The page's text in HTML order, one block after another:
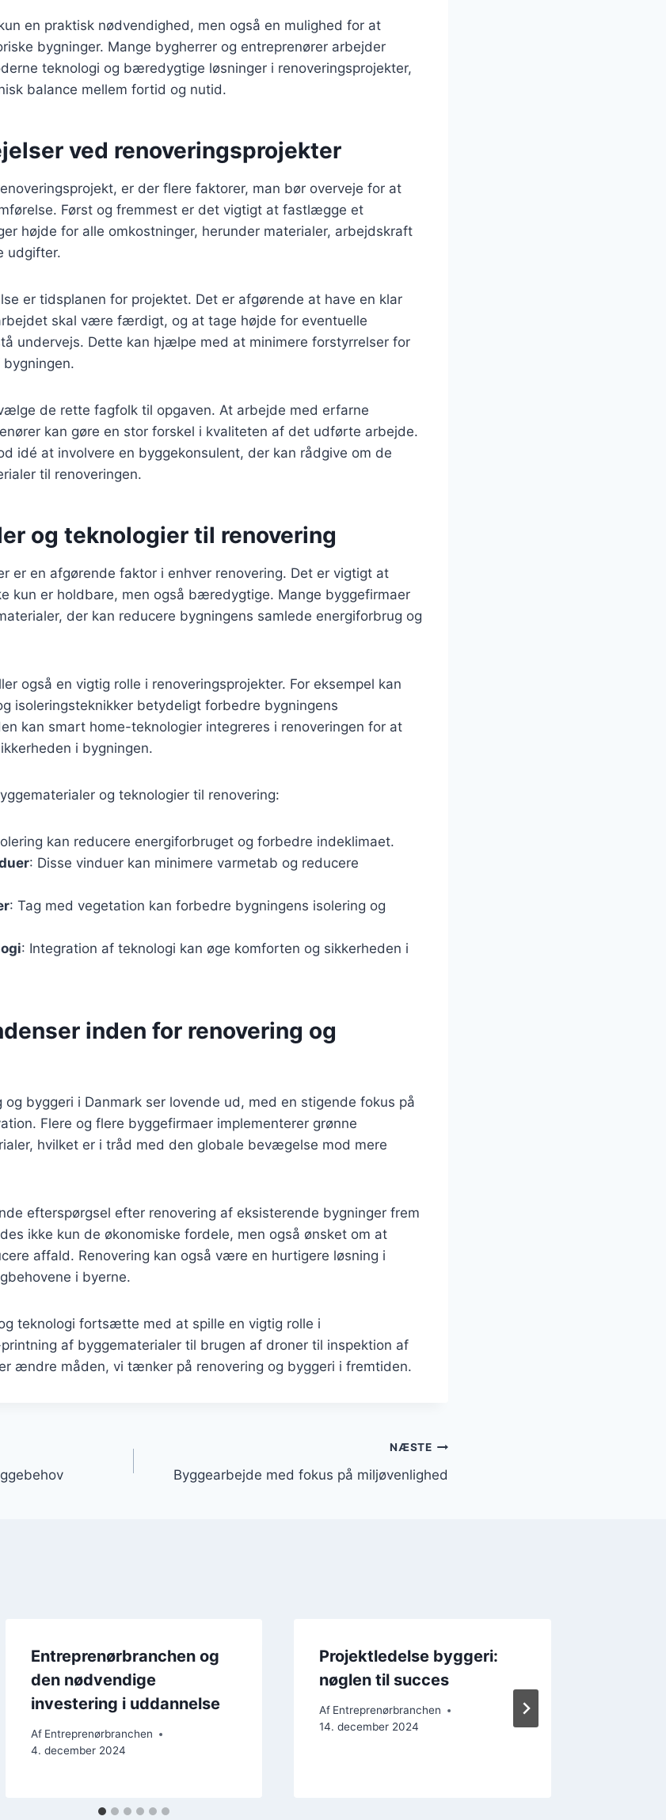
en praktisk nødvendighed, men også en mulighed for at
bygninger. Mange bygherrer og entreprenører arbejder
teknologi og bæredygtige løsninger i renoveringsprojekter,
balance mellem fortid og nutid.
ved renoveringsprojekter
er der flere faktorer, man bør overveje for at
Først og fremmest er det vigtigt at fastlægge et
højde for alle omkostninger, herunder materialer, arbejdskraft
udgifter.
er tidsplanen for projektet. Det er afgørende at have en klar
skal være færdigt, og at tage højde for eventuelle
undervejs. Dette kan hjælpe med at minimere forstyrrelser for
de rette fagfolk til opgaven. At arbejde med erfarne
kan gøre en stor forskel i kvaliteten af det udførte arbejde.
idé at involvere en byggekonsulent, der kan rådgive om de
til renoveringen.
og teknologier til renovering
er en afgørende faktor i enhver renovering. Det er vigtigt at
kun er holdbare, men også bæredygtige. Mange byggefirmaer
der kan reducere bygningens samlede energiforbrug og
også en vigtig rolle i renoveringsprojekter. For eksempel kan
isoleringsteknikker betydeligt forbedre bygningens
kan smart home-teknologier integreres i renoveringen for at
i bygningen.
og teknologier til renovering:
kan reducere energiforbruget og forbedre indeklimaet.
: Disse vinduer kan minimere varmetab og reducere
: Tag med vegetation kan forbedre bygningens isolering og
: Integration af teknologi kan øge komforten og sikkerheden i
inden for renovering og
og byggeri i Danmark ser lovende ud, med en stigende fokus på
Flere og flere byggefirmaer implementerer grønne
hvilket er i tråd med den globale bevægelse mod mere
efterspørgsel efter renovering af eksisterende bygninger frem
ikke kun de økonomiske fordele, men også ønsket om at
affald. Renovering kan også være en hurtigere løsning i
i byerne.
teknologi fortsætte med at spille en vigtig rolle i
af byggematerialer til brugen af droner til inspektion af
ændre måden, vi tænker på renovering og byggeri i fremtiden.
NÆSTE
Byggearbejde med fokus på miljøvenlighed
Entreprenørbranchen og
den nødvendige
investering i uddannelse
Af Entreprenørbranchen
4. december 2024
Projektledelse byggeri:
nøglen til succes
Af Entreprenørbranchen
14. december 2024